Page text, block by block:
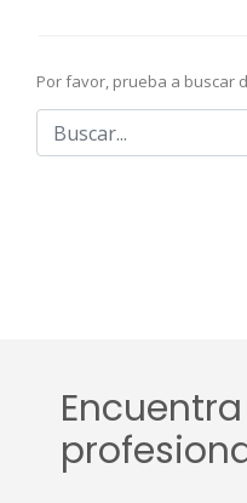
Por favor, prueba a buscar
Encuentra